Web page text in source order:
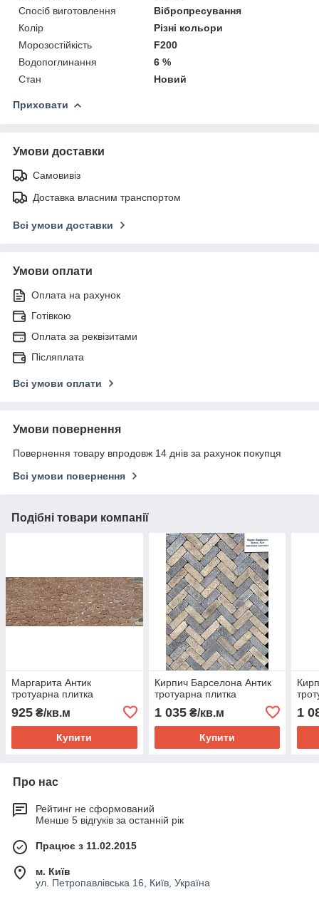
Спосіб виготовлення
Вібропресування
Колір
Різні кольори
Морозостійкість
F200
Водопоглинання
6 %
Стан
Новий
Приховати
Умови доставки
Самовивіз
Доставка власним транспортом
Всі умови доставки
Умови оплати
Оплата на рахунок
Готівкою
Оплата за реквізитами
Післяплата
Всі умови оплати
Умови повернення
Повернення товару впродовж 14 днів за рахунок покупця
Всі умови повернення
Подібні товари компанії
Маргарита Антик
тротуарна плитка
925 ₴/кв.м
Купити
Кирпич Барселона Антик
тротуарна плитка
1 035₴/кв.м
Купити
1
Про нас
Рейтинг не сформований
Менше 5 відгуків за останній рік
Працює з 11.02.2015
м. Київ
ул. Петропавлівська 16, Київ, Україна